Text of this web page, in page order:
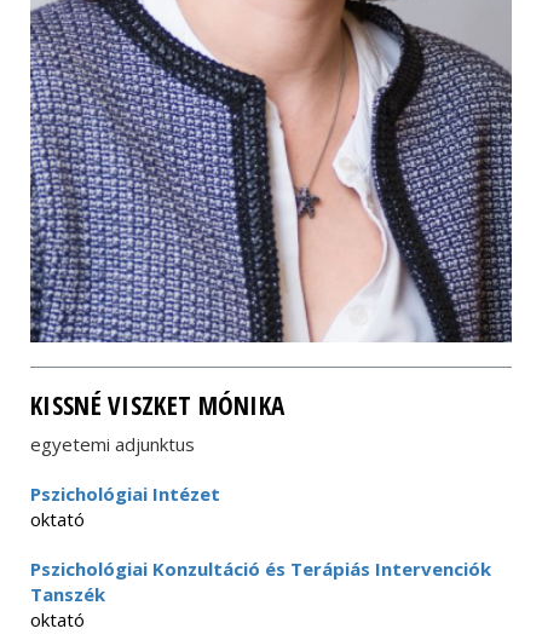
KISSNÉ VISZKET MÓNIKA
egyetemi adjunktus
Pszichológiai Intézet
oktató
Pszichológiai Konzultáció és Terápiás Intervenciók
Tanszék
oktató